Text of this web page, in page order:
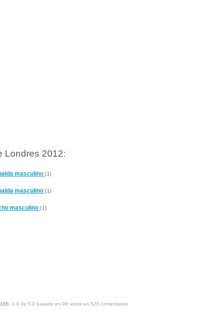
Londres 2012:
masculino (1)
masculino (1)
masculino (1)
105: 3.0 de 5.0 basado en 98 votos en 520 comentarios.